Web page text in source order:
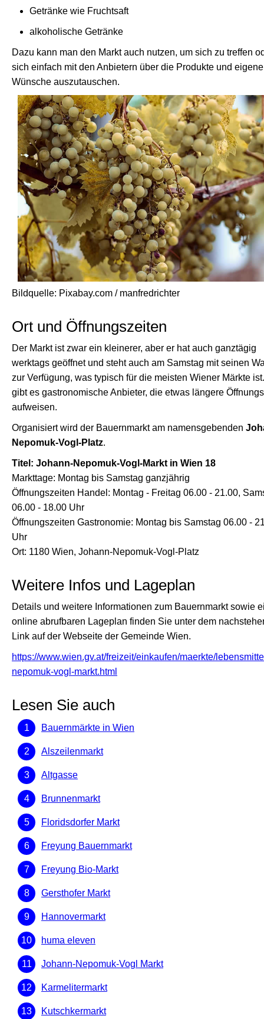
Getränke wie Fruchtsaft
alkoholische Getränke
Dazu kann man den Markt auch nutzen, um sich zu treffen
sich einfach mit den Anbietern über die Produkte und eigene
Wünsche auszutauschen.
Bildquelle: Pixabay.com / manfredrichter
Ort und Öffnungszeiten
Der Markt ist zwar ein kleinerer, aber er hat auch ganztägig
werktags geöffnet und steht auch am Samstag mit seinen
zur Verfügung, was typisch für die meisten Wiener Märkte
gibt es gastronomische Anbieter, die etwas längere
aufweisen.
Organisiert wird der Bauernmarkt am namensgebenden
Nepomuk-Vogl-Platz.
Titel: Johann-Nepomuk-Vogl-Markt in Wien 18
Markttage: Montag bis Samstag ganzjährig
Öffnungszeiten Handel: Montag - Freitag 06.00 - 21.00,
06.00 - 18.00 Uhr
Öffnungszeiten Gastronomie: Montag bis Samstag 06.00 -
Uhr
Ort: 1180 Wien, Johann-Nepomuk-Vogl-Platz
Weitere Infos und Lageplan
Details und weitere Informationen zum Bauernmarkt sowie
online abrufbaren Lageplan finden Sie unter dem
Link auf der Webseite der Gemeinde Wien.
https://www.wien.gv.at/freizeit/einkaufen/maerkte/
nepomuk-vogl-markt.html
Lesen Sie auch
Bauernmärkte in Wien
Alszeilenmarkt
Altgasse
Brunnenmarkt
Floridsdorfer Markt
Freyung Bauernmarkt
Freyung Bio-Markt
Gersthofer Markt
Hannovermarkt
huma eleven
Johann-Nepomuk-Vogl Markt
Karmelitermarkt
Kutschkermarkt